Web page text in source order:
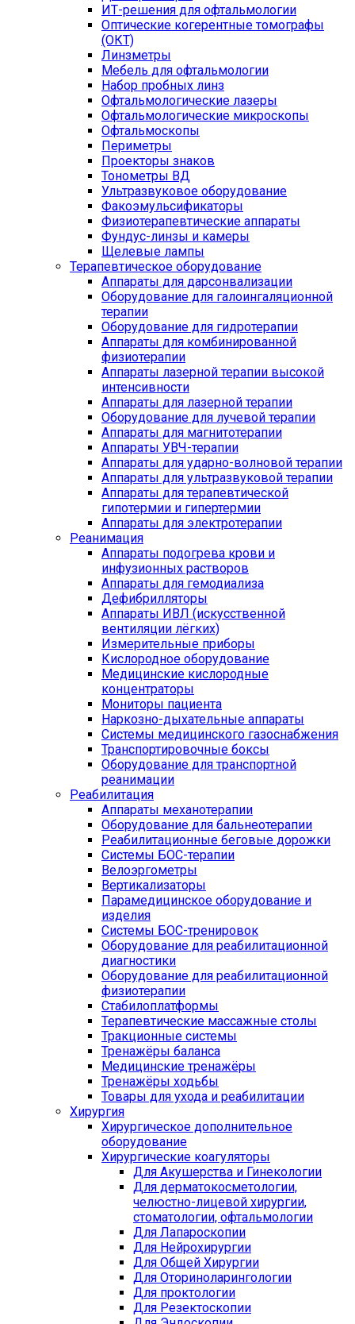
ИТ-решения для офтальмологии
Оптические когерентные томографы
(ОКТ)
Линзметры
Мебель для офтальмологии
Набор пробных линз
Офтальмологические лазеры
Офтальмологические микроскопы
Офтальмоскопы
Периметры
Проекторы знаков
Тонометры ВД
Ультразвуковое оборудование
Факоэмульсификаторы
Физиотерапевтические аппараты
Фундус-линзы и камеры
Щелевые лампы
Терапевтическое оборудование
Аппараты для дарсонвализации
Оборудование для галоингаляционной
терапии
Оборудование для гидротерапии
Аппараты для комбинированной
физиотерапии
Аппараты лазерной терапии высокой
интенсивности
Аппараты для лазерной терапии
Оборудование для лучевой терапии
Аппараты для магнитотерапии
Аппараты УВЧ-терапии
Аппараты для ударно-волновой терапии
Аппараты для ультразвуковой терапии
Аппараты для терапевтической
гипотермии и гипертермии
Аппараты для электротерапии
Реанимация
Аппараты подогрева крови и
инфузионных растворов
Аппараты для гемодиализа
Дефибрилляторы
Аппараты ИВЛ (искусственной
вентиляции лёгких)
Измерительные приборы
Кислородное оборудование
Медицинские кислородные
концентраторы
Мониторы пациента
Наркозно-дыхательные аппараты
Системы медицинского газоснабжения
Транспортировочные боксы
Оборудование для транспортной
реанимации
Реабилитация
Аппараты механотерапии
Оборудование для бальнеотерапии
Реабилитационные беговые дорожки
Системы БОС-терапии
Велоэргометры
Вертикализаторы
Парамедицинское оборудование и
изделия
Системы БОС-тренировок
Оборудование для реабилитационной
диагностики
Оборудование для реабилитационной
физиотерапии
Стабилоплатформы
Терапевтические массажные столы
Тракционные системы
Тренажёры баланса
Медицинские тренажёры
Тренажёры ходьбы
Товары для ухода и реабилитации
Хирургия
Хирургическое дополнительное
оборудование
Хирургические коагуляторы
Для Акушерства и Гинекологии
Для дерматокосметологии,
челюстно-лицевой хирургии,
стоматологии, офтальмологии
Для Лапароскопии
Для Нейрохирургии
Для Общей Хирургии
Для Оториноларингологии
Для проктологии
Для Резектоскопии